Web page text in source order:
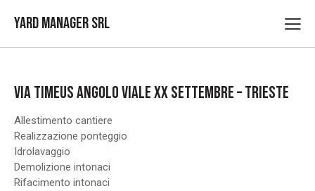
Yard Manager Srl
VIA TIMEUS ANGOLO VIALE XX SETTEMBRE – TRIESTE
Allestimento cantiere
Realizzazione ponteggio
Idrolavaggio
Demolizione intonaci
Rifacimento intonaci